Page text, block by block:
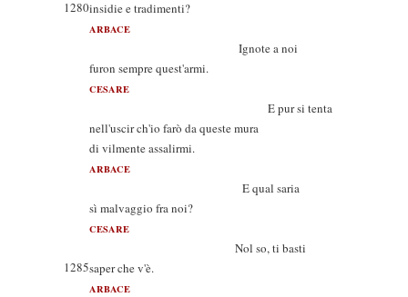
1280insidie e tradimenti?
ARBACE
Ignote a noi
furon sempre quest'armi.
CESARE
E pur si tenta
nell'uscir ch'io farò da queste mura
di vilmente assalirmi.
ARBACE
E qual saria
sì malvaggio fra noi?
CESARE
Nol so, ti basti
1285saper che v'è.
ARBACE